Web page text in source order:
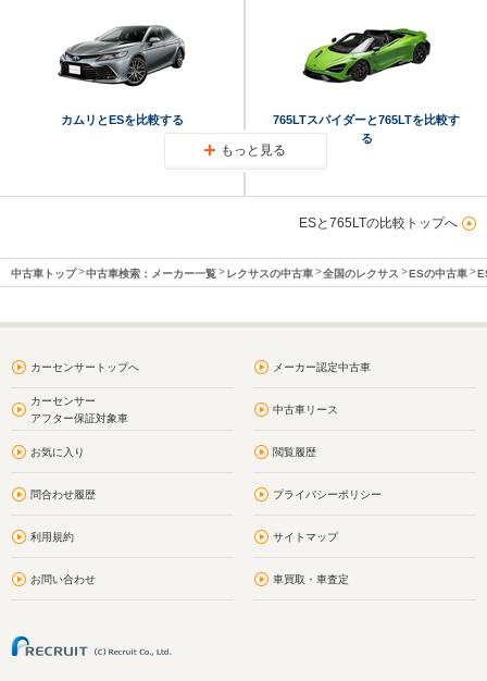
カムリとESを比較する
765LTスパイダーと765LTを比較す
る
もっと見る
ESと765LTの比較トップへ
中古車トップ 中古車検索：メーカー一覧 レクサスの中古車 全国のレクサス ESの中古車
カーセンサートップへ メーカー認定中古車
カーセンサー
アフター保証対象車
中古車リース
お気に入り 閲覧履歴
問合わせ履歴 プライバシーポリシー
利用規約 サイトマップ
お問い合わせ 車買取・車査定